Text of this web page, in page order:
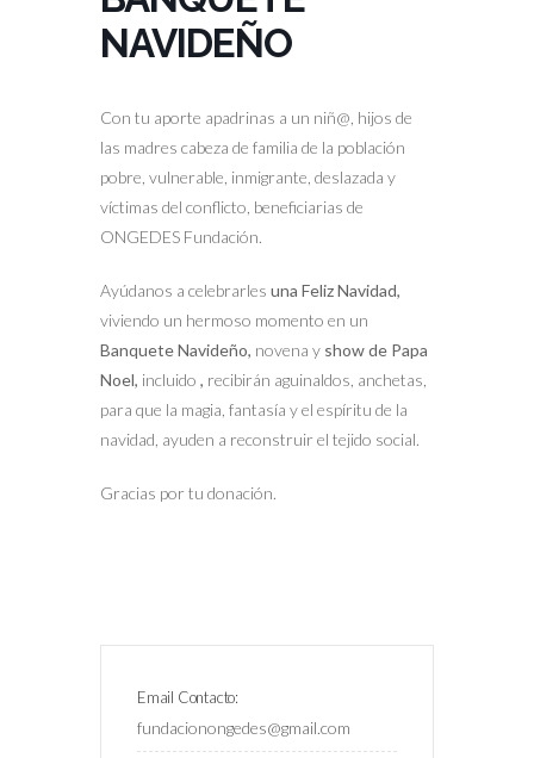
NAVIDEÑO
Con tu aporte apadrinas a un niñ@, hijos de
las madres cabeza de familia de la población
pobre, vulnerable, inmigrante, deslazada y
víctimas del conflicto, beneficiarias de
ONGEDES Fundación.
Ayúdanos a celebrarles una Feliz Navidad,
viviendo un hermoso momento en un
Banquete Navideño, novena y show de Papa
Noel, incluido , recibirán aguinaldos, anchetas,
para que la magia, fantasía y el espíritu de la
navidad, ayuden a reconstruir el tejido social.
Gracias por tu donación.
Email Contacto:
fundacionongedes@gmail.com